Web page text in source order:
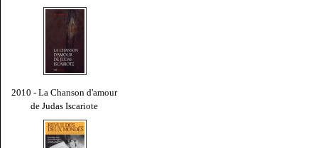
2010 - La Chanson d'amour
de Judas Iscariote